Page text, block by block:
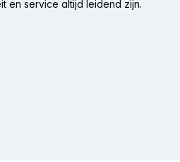
en service altijd leidend zijn.